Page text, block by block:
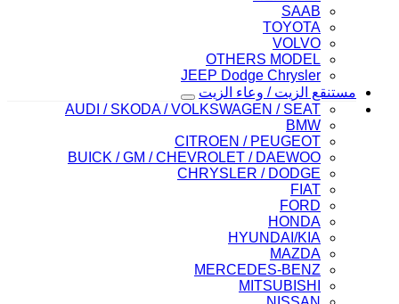
SAAB
TOYOTA
VOLVO
OTHERS MODEL
JEEP Dodge Chrysler
مستنقع الزيت / وعاء الزيت
AUDI / SKODA / VOLKSWAGEN / SEAT
BMW
CITROEN / PEUGEOT
BUICK / GM / CHEVROLET / DAEWOO
CHRYSLER / DODGE
FIAT
FORD
HONDA
HYUNDAI/KIA
MAZDA
MERCEDES-BENZ
MITSUBISHI